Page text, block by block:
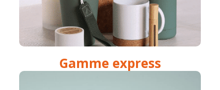
Gamme express